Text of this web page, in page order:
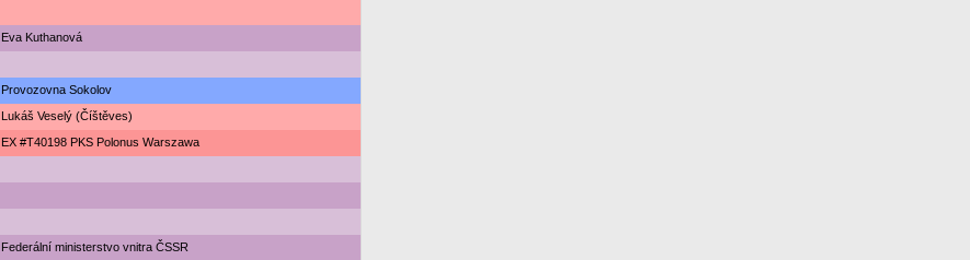
Eva Kuthanová
Provozovna Sokolov
Lukáš Veselý (Číštěves)
EX #T40198 PKS Polonus Warszawa
Federální ministerstvo vnitra ČSSR